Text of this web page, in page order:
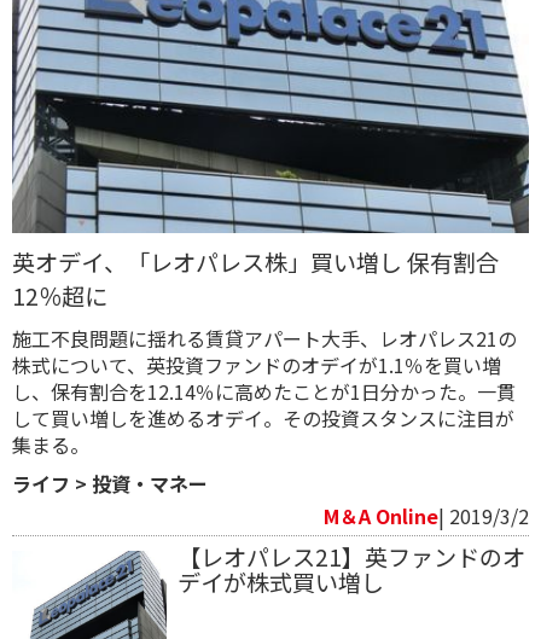
英オデイ、「レオパレス株」買い増し 保有割合
12％超に
​施工不良問題に揺れる賃貸アパート大手、レオパレス21の
株式について、英投資ファンドのオデイが1.1％を買い増
し、保有割合を12.14％に高めたことが1日分かった。一貫
して買い増しを進めるオデイ。その投資スタンスに注目が
集まる。
ライフ > 投資・マネー
M＆A Online| 2019/3/2
【レオパレス21】英ファンドのオ
デイが株式買い増し